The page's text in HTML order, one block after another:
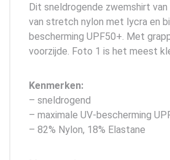
Dit sneldrogende zwemshirt
van stretch nylon met lycra en
bescherming UPF50+. Met
voorzijde. Foto 1 is het meest
Kenmerken:
– sneldrogend
– maximale UV-bescherming
– 82% Nylon, 18% Elastane